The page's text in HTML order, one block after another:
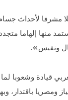
لأحداث
منها إلهاما
ونفيس».
العربي قيادة
ومصريا باقتدار،